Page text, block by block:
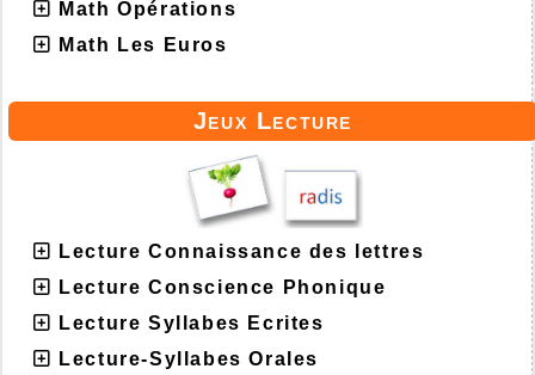
Math Opérations
Math Les Euros
Jeux Lecture
Lecture Connaissance des lettres
Lecture Conscience Phonique
Lecture Syllabes Ecrites
Lecture-Syllabes Orales